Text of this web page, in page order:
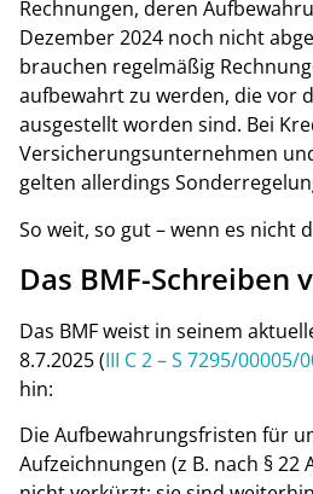
Rechnungen, deren
Dezember 2024 noch nicht
brauchen regelmäßig
aufbewahrt zu werden, die vor
ausgestellt worden sind. Bei
Versicherungsunternehmen
gelten allerdings
So weit, so gut – wenn es nicht
Das BMF-Schreiben
Das BMF weist in seinem
8.7.2025 (III C 2 – S 7295/00005/
hin:
Die Aufbewahrungsfristen für
Aufzeichnungen (z B. nach § 22